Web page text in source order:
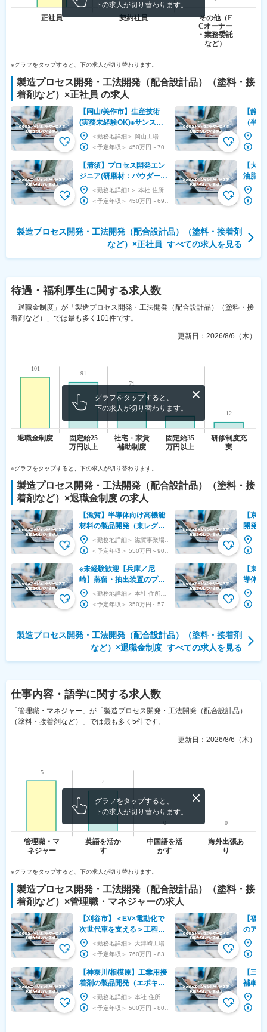
下の求人が切り替わります。
※グラフをタップすると、下の求人が切り替わります。
製造プロセス開発・工法開発（配合設計品）（塗料・接
着剤など） ×正社員 の求人
【岡山/美作市】生産技術
(実務未経験OK)※サンスタ
ーグループ ※業界トップ
クラス/年間休日120日
【清須】プロセス開発エン
ジニア(研磨材：パウダー、
スラリー）※東証プライム/
年休127日
【静
（半
品）◆
レック
【大
油脂）
声を
最大級
製造プロセス開発・工法開発（配合設計品）（塗料・接着剤
など） ×正社員 すべての求人を見る
待遇・福利厚生に関する求人数
「退職金制度」が「製造プロセス開発・工法開発（配合設計品）（塗料・接
着剤など）」では最も多く101件です。
更新日： 2026/8/6（木）
グラフをタップすると、
下の求人が切り替わります。
※グラフをタップすると、下の求人が切り替わります。
製造プロセス開発・工法開発（配合設計品）（塗料・接
着剤など） ×退職金制度の求人
【滋賀】半導体向け高機能
材料の製品開発（東レグル
ープ）／次世代半導体を支
える／グローバル顧客対応
※未経験歓迎【兵庫／尼
崎】蒸留・抽出装置のプロ
セス設計兼技術営業◇年休
120日／営業から開発まで
【京
開発◇
OK◎
貫対
【東
導体用
解析◆
126日
製造プロセス開発・工法開発（配合設計品）（塗料・接着剤
など） ×退職金制度 すべての求人を見る
仕事内容・語学に関する求人数
「管理職・マネジャー」が「製造プロセス開発・工法開発（配合設計品）
（塗料・接着剤など）」では最も多く5件です。
更新日： 2026/8/6（木）
グラフをタップすると、
下の求人が切り替わります。
※グラフをタップすると、下の求人が切り替わります。
製造プロセス開発・工法開発（配合設計品）（塗料・接
着剤など） ×管理職・マネジャーの求人
【刈谷市】＜EV×電動化で
次世代車を支える＞工程設
計・生産技術課長/年休121
日/転勤なし/面接1回
【神奈川/相模原】工業用接
着剤の製品開発（エポキ
シ・アクリル樹脂）◇少数
精鋭組織◇年間休日125日
【福
のアプ
ニア※
世界
【三
補/転
可能